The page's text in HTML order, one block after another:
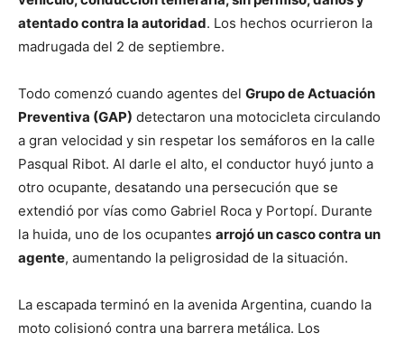
atentado contra la autoridad. Los hechos ocurrieron la
madrugada del 2 de septiembre.
Todo comenzó cuando agentes del Grupo de Actuación
Preventiva (GAP) detectaron una motocicleta circulando
a gran velocidad y sin respetar los semáforos en la calle
Pasqual Ribot. Al darle el alto, el conductor huyó junto a
otro ocupante, desatando una persecución que se
extendió por vías como Gabriel Roca y Portopí. Durante
la huida, uno de los ocupantes arrojó un casco contra un
agente, aumentando la peligrosidad de la situación.
La escapada terminó en la avenida Argentina, cuando la
moto colisionó contra una barrera metálica. Los